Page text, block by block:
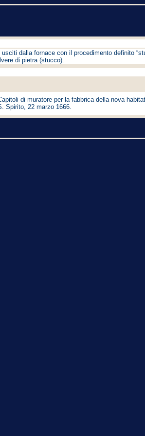
dalla fornace con il procedimento definito
di pietra (stucco).
di muratore per la fabbrica della nova
Spirito, 22 marzo 1666.